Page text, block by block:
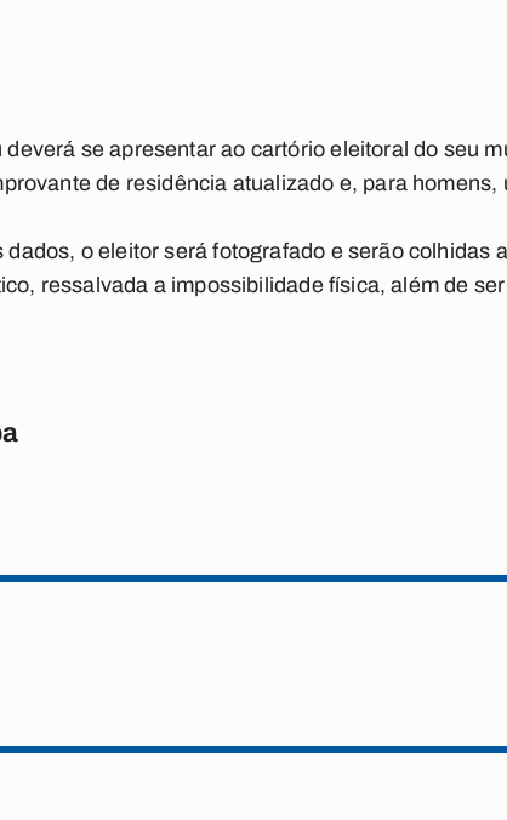
se apresentar ao cartório eleitoral do seu
de residência atualizado e, para
o eleitor será fotografado e serão colhidas
ressalvada a impossibilidade física, além de